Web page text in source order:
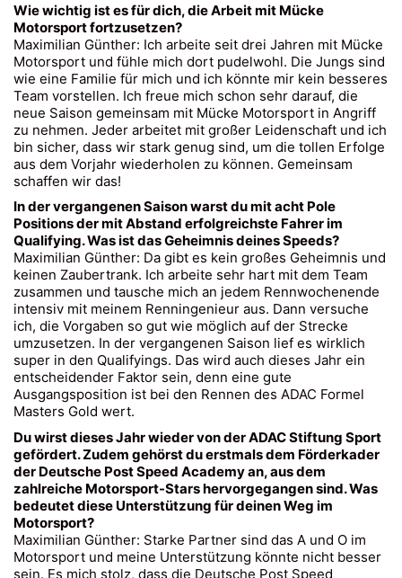
Wie wichtig ist es für dich, die Arbeit mit Mücke
Motorsport fortzusetzen?
Maximilian Günther: Ich arbeite seit drei Jahren mit Mücke
Motorsport und fühle mich dort pudelwohl. Die Jungs sind
wie eine Familie für mich und ich könnte mir kein besseres
Team vorstellen. Ich freue mich schon sehr darauf, die
neue Saison gemeinsam mit Mücke Motorsport in Angriff
zu nehmen. Jeder arbeitet mit großer Leidenschaft und ich
bin sicher, dass wir stark genug sind, um die tollen Erfolge
aus dem Vorjahr wiederholen zu können. Gemeinsam
schaffen wir das!
In der vergangenen Saison warst du mit acht Pole
Positions der mit Abstand erfolgreichste Fahrer im
Qualifying. Was ist das Geheimnis deines Speeds?
Maximilian Günther: Da gibt es kein großes Geheimnis und
keinen Zaubertrank. Ich arbeite sehr hart mit dem Team
zusammen und tausche mich an jedem Rennwochenende
intensiv mit meinem Renningenieur aus. Dann versuche
ich, die Vorgaben so gut wie möglich auf der Strecke
umzusetzen. In der vergangenen Saison lief es wirklich
super in den Qualifyings. Das wird auch dieses Jahr ein
entscheidender Faktor sein, denn eine gute
Ausgangsposition ist bei den Rennen des ADAC Formel
Masters Gold wert.
Du wirst dieses Jahr wieder von der ADAC Stiftung Sport
gefördert. Zudem gehörst du erstmals dem Förderkader
der Deutsche Post Speed Academy an, aus dem
zahlreiche Motorsport-Stars hervorgegangen sind. Was
bedeutet diese Unterstützung für deinen Weg im
Motorsport?
Maximilian Günther: Starke Partner sind das A und O im
Motorsport und meine Unterstützung könnte nicht besser
sein. Es mich stolz, dass die Deutsche Post Speed